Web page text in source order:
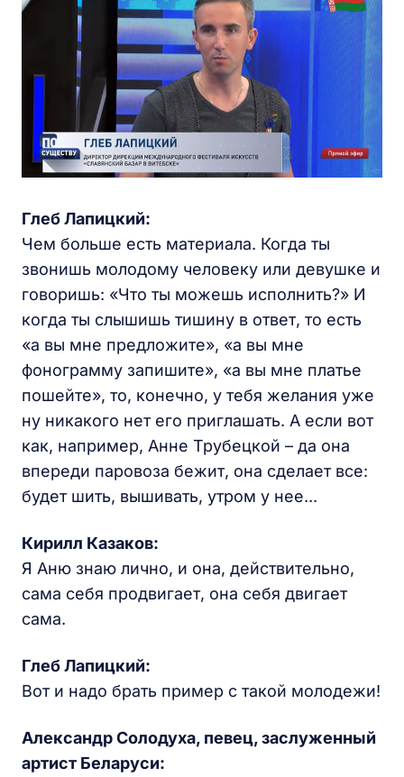
Глеб Лапицкий:
Чем больше есть материала. Когда ты
звонишь молодому человеку или девушке и
говоришь: «Что ты можешь исполнить?» И
когда ты слышишь тишину в ответ, то есть
«а вы мне предложите», «а вы мне
фонограмму запишите», «а вы мне платье
пошейте», то, конечно, у тебя желания уже
ну никакого нет его приглашать. А если вот
как, например, Анне Трубецкой – да она
впереди паровоза бежит, она сделает все:
будет шить, вышивать, утром у нее...
Кирилл Казаков:
Я Аню знаю лично, и она, действительно,
сама себя продвигает, она себя двигает
сама.
Глеб Лапицкий:
Вот и надо брать пример с такой молодежи!
Александр Солодуха, певец, заслуженный
артист Беларуси: